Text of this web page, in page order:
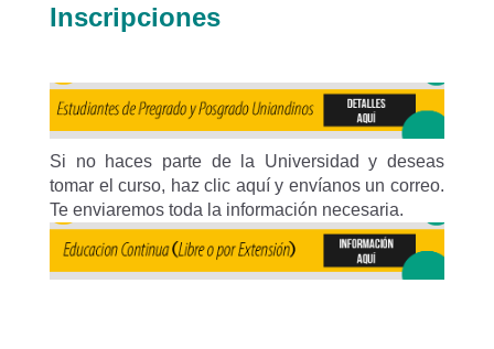
Inscripciones
Si no haces parte de la Universidad y deseas
tomar el curso, haz clic aquí y envíanos un correo.
Te enviaremos toda la información necesaria.